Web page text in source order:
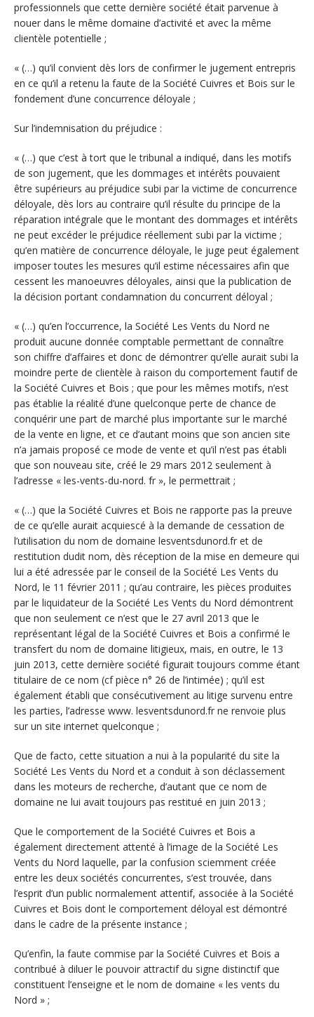
professionnels que cette dernière société était parvenue à
nouer dans le même domaine d’activité et avec la même
clientèle potentielle ;
« (…) qu’il convient dès lors de confirmer le jugement entrepris
en ce qu’il a retenu la faute de la Société Cuivres et Bois sur le
fondement d’une concurrence déloyale ;
Sur l’indemnisation du préjudice :
« (…) que c’est à tort que le tribunal a indiqué, dans les motifs
de son jugement, que les dommages et intérêts pouvaient
être supérieurs au préjudice subi par la victime de concurrence
déloyale, dès lors au contraire qu’il résulte du principe de la
réparation intégrale que le montant des dommages et intérêts
ne peut excéder le préjudice réellement subi par la victime ;
qu’en matière de concurrence déloyale, le juge peut également
imposer toutes les mesures qu’il estime nécessaires afin que
cessent les manoeuvres déloyales, ainsi que la publication de
la décision portant condamnation du concurrent déloyal ;
« (…) qu’en l’occurrence, la Société Les Vents du Nord ne
produit aucune donnée comptable permettant de connaître
son chiffre d’affaires et donc de démontrer qu’elle aurait subi la
moindre perte de clientèle à raison du comportement fautif de
la Société Cuivres et Bois ; que pour les mêmes motifs, n’est
pas établie la réalité d’une quelconque perte de chance de
conquérir une part de marché plus importante sur le marché
de la vente en ligne, et ce d’autant moins que son ancien site
n’a jamais proposé ce mode de vente et qu’il n’est pas établi
que son nouveau site, créé le 29 mars 2012 seulement à
l’adresse « les-vents-du-nord. fr », le permettrait ;
« (…) que la Société Cuivres et Bois ne rapporte pas la preuve
de ce qu’elle aurait acquiescé à la demande de cessation de
l’utilisation du nom de domaine lesventsdunord.fr et de
restitution dudit nom, dès réception de la mise en demeure qui
lui a été adressée par le conseil de la Société Les Vents du
Nord, le 11 février 2011 ; qu’au contraire, les pièces produites
par le liquidateur de la Société Les Vents du Nord démontrent
que non seulement ce n’est que le 27 avril 2013 que le
représentant légal de la Société Cuivres et Bois a confirmé le
transfert du nom de domaine litigieux, mais, en outre, le 13
juin 2013, cette dernière société figurait toujours comme étant
titulaire de ce nom (cf pièce n° 26 de l’intimée) ; qu’il est
également établi que consécutivement au litige survenu entre
les parties, l’adresse www. lesventsdunord.fr ne renvoie plus
sur un site internet quelconque ;
Que de facto, cette situation a nui à la popularité du site la
Société Les Vents du Nord et a conduit à son déclassement
dans les moteurs de recherche, d’autant que ce nom de
domaine ne lui avait toujours pas restitué en juin 2013 ;
Que le comportement de la Société Cuivres et Bois a
également directement attenté à l’image de la Société Les
Vents du Nord laquelle, par la confusion sciemment créée
entre les deux sociétés concurrentes, s’est trouvée, dans
l’esprit d’un public normalement attentif, associée à la Société
Cuivres et Bois dont le comportement déloyal est démontré
dans le cadre de la présente instance ;
Qu’enfin, la faute commise par la Société Cuivres et Bois a
contribué à diluer le pouvoir attractif du signe distinctif que
constituent l’enseigne et le nom de domaine « les vents du
Nord » ;